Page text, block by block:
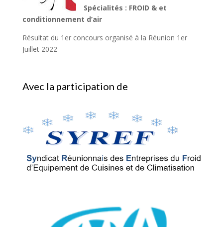
Spécialités : FROID & et
conditionnement d’air
Résultat du 1er concours organisé à la Réunion 1er
Juillet 2022
Avec la participation de